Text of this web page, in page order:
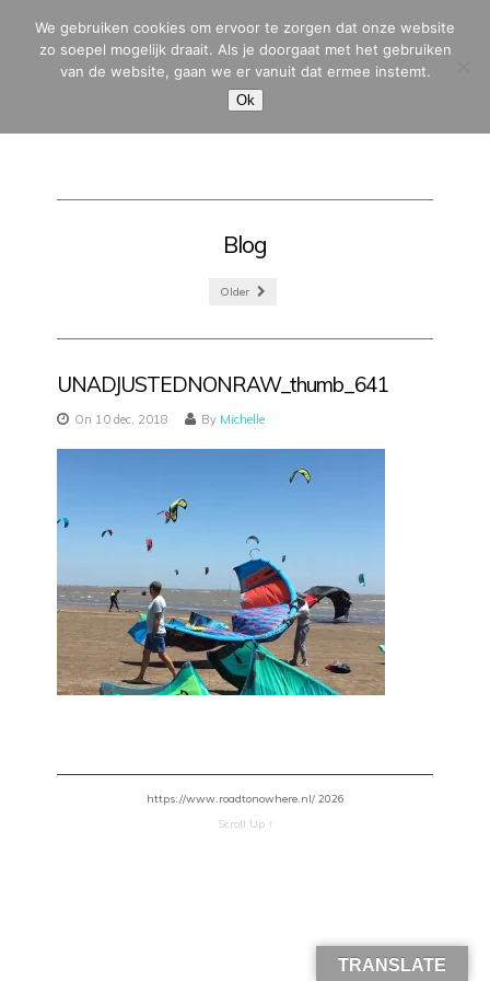
MENU
Blog
Older
UNADJUSTEDNONRAW_thumb_641
On 10 dec, 2018 By Michelle
https://www.roadtonowhere.nl/ 2026
Scroll Up ↑
TRANSLATE
We gebruiken cookies om ervoor te zorgen dat onze website
zo soepel mogelijk draait. Als je doorgaat met het gebruiken
van de website, gaan we er vanuit dat ermee instemt.
Ok